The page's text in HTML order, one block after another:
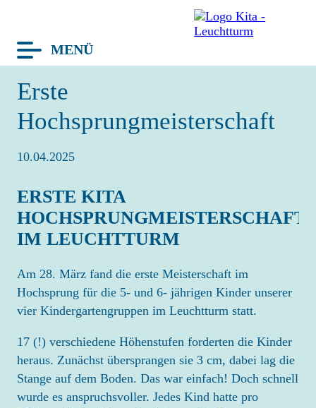
MENÜ
BLOG
GRUPPEN
TEAM
KITA-TAG
FRAGEN
ELTERN
ANMELDUNG
EINGEWÖHNUNG
Erste
Hochsprungmeisterschaft
10.04.2025
ERSTE KITA
HOCHSPRUNGMEISTERSCHAFT
IM LEUCHTTURM
Am 28. März fand die erste Meisterschaft im
Hochsprung für die 5- und 6- jährigen Kinder unserer
vier Kindergartengruppen im Leuchtturm statt.
17 (!) verschiedene Höhenstufen forderten die Kinder
heraus. Zunächst übersprangen sie 3 cm, dabei lag die
Stange auf dem Boden. Das war einfach! Doch schnell
wurde es anspruchsvoller. Jedes Kind hatte pro